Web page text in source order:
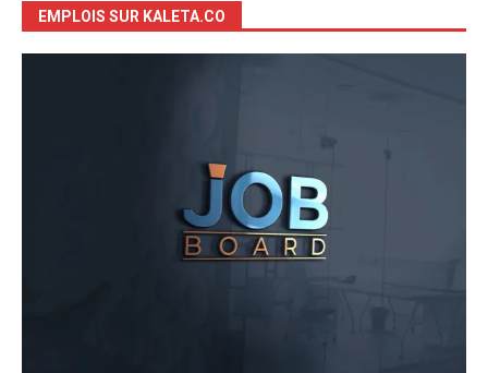
EMPLOIS SUR KALETA.CO